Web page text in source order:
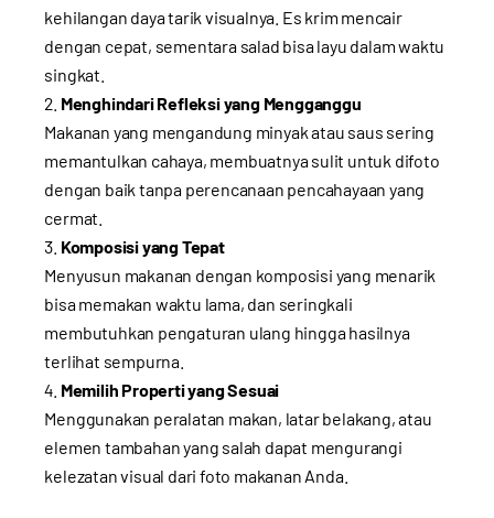
kehilangan daya tarik visualnya. Es krim mencair
dengan cepat, sementara salad bisa layu dalam waktu
singkat.
Menghindari Refleksi yang Mengganggu
Makanan yang mengandung minyak atau saus sering
memantulkan cahaya, membuatnya sulit untuk difoto
dengan baik tanpa perencanaan pencahayaan yang
cermat.
Komposisi yang Tepat
Menyusun makanan dengan komposisi yang menarik
bisa memakan waktu lama, dan seringkali
membutuhkan pengaturan ulang hingga hasilnya
terlihat sempurna.
Memilih Properti yang Sesuai
Menggunakan peralatan makan, latar belakang, atau
elemen tambahan yang salah dapat mengurangi
kelezatan visual dari foto makanan Anda.